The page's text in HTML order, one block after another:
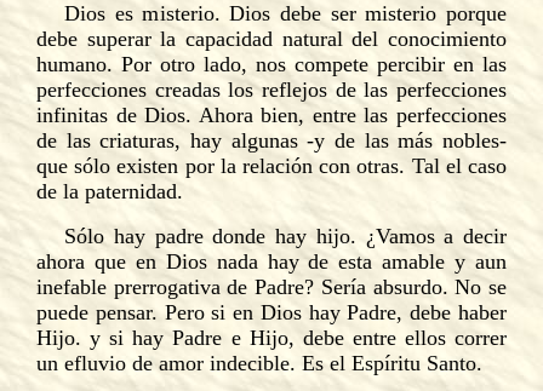
Dios es misterio. Dios debe ser misterio porque
debe superar la capacidad natural del conocimiento
humano. Por otro lado, nos compete percibir en las
perfecciones creadas los reflejos de las perfecciones
infinitas de Dios. Ahora bien, entre las perfecciones
de las criaturas, hay algunas -y de las más nobles-
que sólo existen por la relación con otras. Tal el caso
de la paternidad.
Sólo hay padre donde hay hijo. ¿Vamos a decir
ahora que en Dios nada hay de esta amable y aun
inefable prerrogativa de Padre? Sería absurdo. No se
puede pensar. Pero si en Dios hay Padre, debe haber
Hijo. y si hay Padre e Hijo, debe entre ellos correr
un efluvio de amor indecible. Es el Espíritu Santo.